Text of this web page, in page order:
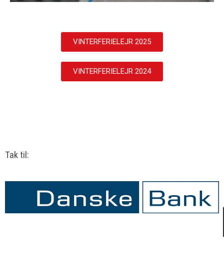
VINTERFERIELEJR 2025
VINTERFERIELEJR 2024
Tak til: